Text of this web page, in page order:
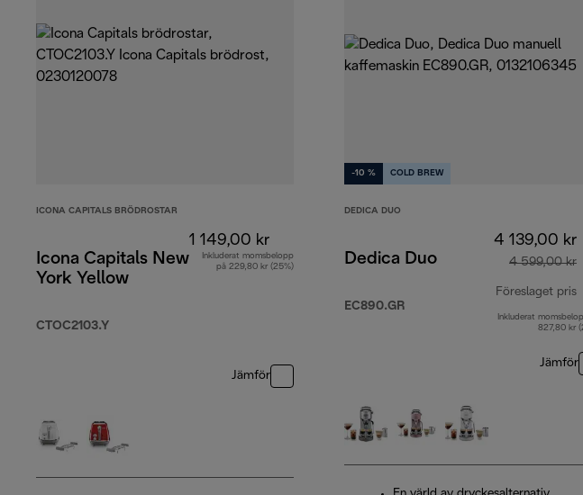
ICONA CAPITALS BRÖDROSTAR
Icona Capitals New
York Yellow
CTOC2103.Y
1 149,00 kr
Inkluderat momsbelopp
på 229,80 kr (25%)
Jämför
-10 % COLD BREW
DEDICA DUO
Dedica Duo
EC890.GR
4 139,00 kr
4 599,00 kr
Föreslaget pris
Inkluderat
827,80 kr
Jämför